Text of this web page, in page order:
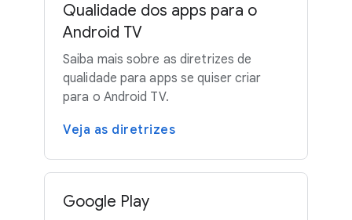
Qualidade dos apps para o
Android TV
Saiba mais sobre as diretrizes de
qualidade para apps se quiser criar
para o Android TV.
Veja as diretrizes
Google Play